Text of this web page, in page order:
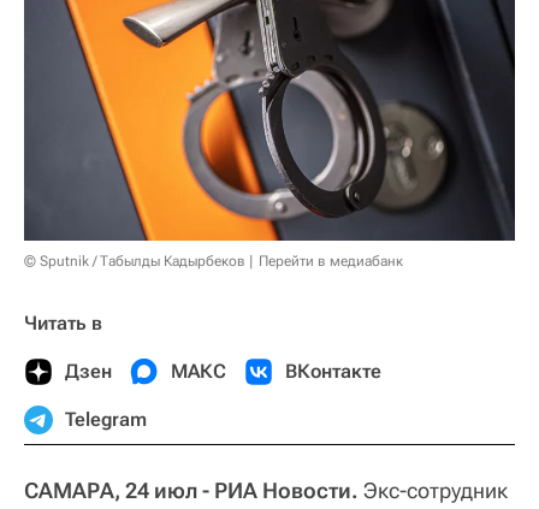
© Sputnik / Табылды Кадырбеков Перейти в медиабанк
Читать в
Дзен МАКС ВКонтакте
Telegram
САМАРА, 24 июл - РИА Новости. Экс-сотрудник